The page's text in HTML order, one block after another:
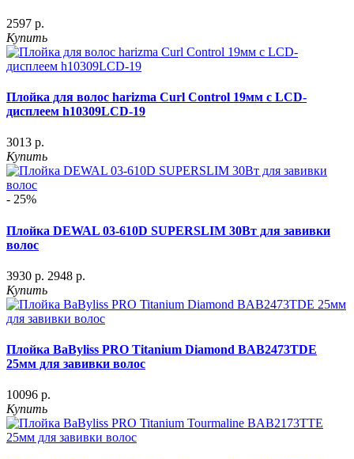
2597 р.
Купить
Плойка для волос harizma Curl Control 19мм с LCD-
дисплеем h10309LСD-19
3013 р.
Купить
- 25%
Плойка DEWAL 03-610D SUPERSLIM 30Вт для завивки
волос
3930 р. 2948 р.
Купить
Плойка BaByliss PRO Titanium Diamond BAB2473TDE
25мм для завивки волос
10096 р.
Купить